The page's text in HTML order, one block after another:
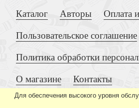
Каталог Авторы
Оплата
Пользовательское соглашение
Политика обработки
О магазине
Контакты
Для обеспечения высокого уровня